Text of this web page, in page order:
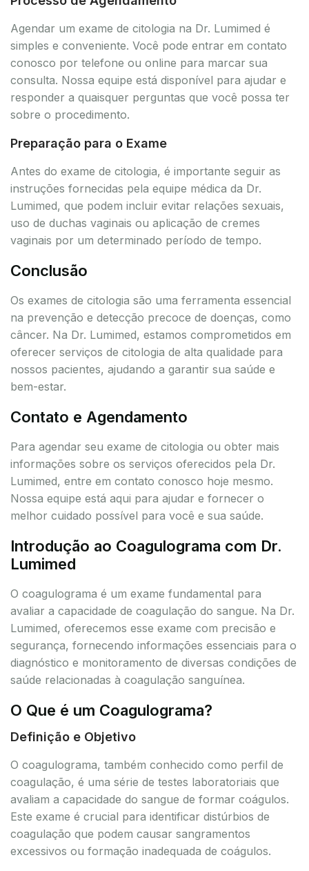
Agendar um exame de citologia na Dr. Lumimed é
simples e conveniente. Você pode entrar em contato
conosco por telefone ou online para marcar sua
consulta. Nossa equipe está disponível para ajudar e
responder a quaisquer perguntas que você possa ter
sobre o procedimento.
Preparação para o Exame
Antes do exame de citologia, é importante seguir as
instruções fornecidas pela equipe médica da Dr.
Lumimed, que podem incluir evitar relações sexuais,
uso de duchas vaginais ou aplicação de cremes
vaginais por um determinado período de tempo.
Conclusão
Os exames de citologia são uma ferramenta essencial
na prevenção e detecção precoce de doenças, como
câncer. Na Dr. Lumimed, estamos comprometidos em
oferecer serviços de citologia de alta qualidade para
nossos pacientes, ajudando a garantir sua saúde e
bem-estar.
Contato e Agendamento
Para agendar seu exame de citologia ou obter mais
informações sobre os serviços oferecidos pela Dr.
Lumimed, entre em contato conosco hoje mesmo.
Nossa equipe está aqui para ajudar e fornecer o
melhor cuidado possível para você e sua saúde.
Introdução ao Coagulograma com Dr.
Lumimed
O coagulograma é um exame fundamental para
avaliar a capacidade de coagulação do sangue. Na Dr.
Lumimed, oferecemos esse exame com precisão e
segurança, fornecendo informações essenciais para o
diagnóstico e monitoramento de diversas condições de
saúde relacionadas à coagulação sanguínea.
O Que é um Coagulograma?
Definição e Objetivo
O coagulograma, também conhecido como perfil de
coagulação, é uma série de testes laboratoriais que
avaliam a capacidade do sangue de formar coágulos.
Este exame é crucial para identificar distúrbios de
coagulação que podem causar sangramentos
excessivos ou formação inadequada de coágulos.